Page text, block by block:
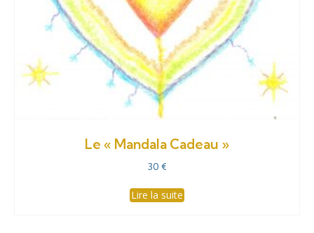
Le « Mandala Cadeau »
30 €
Lire la suite